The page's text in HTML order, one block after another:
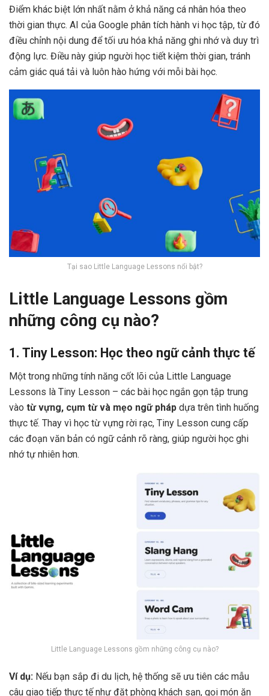
Điểm khác biệt lớn nhất nằm ở khả năng cá nhân hóa theo
thời gian thực. AI của Google phân tích hành vi học tập, từ đó
điều chỉnh nội dung để tối ưu hóa khả năng ghi nhớ và duy trì
động lực. Điều này giúp người học tiết kiệm thời gian, tránh
cảm giác quá tải và luôn hào hứng với mỗi bài học.
Tại sao Little Language Lessons nổi bật?
Little Language Lessons gồm
những công cụ nào?
1. Tiny Lesson: Học theo ngữ cảnh thực tế
Một trong những tính năng cốt lõi của Little Language
Lessons là Tiny Lesson – các bài học ngắn gọn tập trung
vào từ vựng, cụm từ và mẹo ngữ pháp dựa trên tình huống
thực tế. Thay vì học từ vựng rời rạc, Tiny Lesson cung cấp
các đoạn văn bản có ngữ cảnh rõ ràng, giúp người học ghi
nhớ tự nhiên hơn.
Little Language Lessons gồm những công cụ nào?
Ví dụ: Nếu bạn sắp đi du lịch, hệ thống sẽ ưu tiên các mẫu
câu giao tiếp thực tế như đặt phòng khách sạn, gọi món ăn